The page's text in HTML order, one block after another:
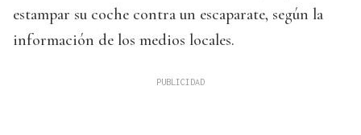
estampar su coche contra un escaparate, según la
información de los medios locales.